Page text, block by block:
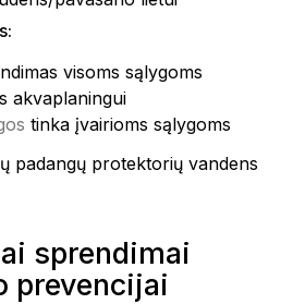
visoms sąlygoms
akvaplaningui
tinka įvairioms sąlygoms
sprendimai
prevencijai